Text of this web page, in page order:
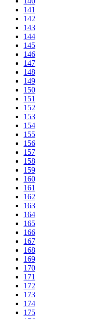
141
142
143
144
145
146
147
148
149
150
151
152
153
154
155
156
157
158
159
160
161
162
163
164
165
166
167
168
169
170
171
172
173
174
175